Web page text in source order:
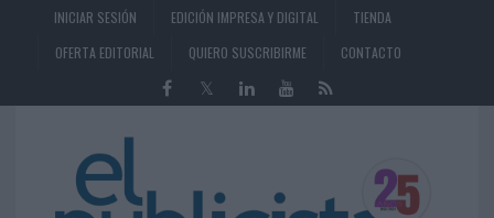
INICIAR SESIÓN EDICIÓN IMPRESA Y DIGITAL
TIENDA
OFERTA EDITORIAL
QUIERO SUSCRIBIRME CONTACTO